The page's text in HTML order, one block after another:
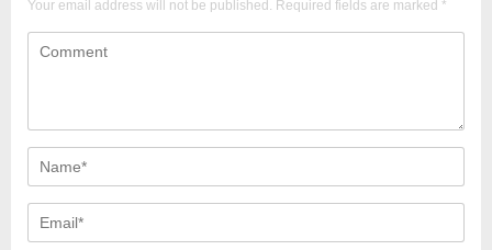
Your email address will not be published. Required fields are marked *